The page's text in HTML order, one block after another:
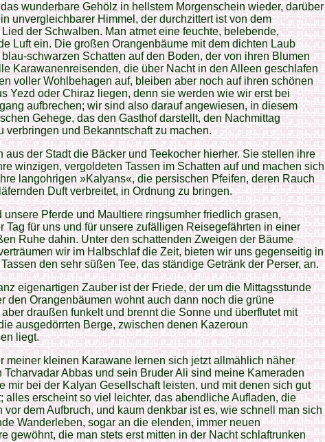
wunderbare Gehölz in hellstem Morgenschein wieder, darüber
unvergleichbarer Himmel, der durchzittert ist von dem
der Schwalben. Man atmet eine feuchte, belebende,
Luft ein. Die großen Orangenbäume mit dem dichten Laub
schwarzen Schatten auf den Boden, der von ihren Blumen
Karawanenreisenden, die über Nacht in den Alleen geschlafen
voller Wohlbehagen auf, bleiben aber noch auf ihren schönen
Yezd oder Chiraz liegen, denn sie werden wie wir erst bei
aufbrechen; wir sind also darauf angewiesen, in diesem
Gehege, das den Gasthof darstellt, den Nachmittag
verbringen und Bekanntschaft zu machen.
aus der Stadt die Bäcker und Teekocher hierher. Sie stellen ihre
winzigen, vergoldeten Tassen im Schatten auf und machen sich
langohrigen »Kalyans«, die persischen Pfeifen, deren Rauch
Duft verbreitet, in Ordnung zu bringen.
unsere Pferde und Maultiere ringsumher friedlich grasen,
Tag für uns und für unsere zufälligen Reisegefährten in einer
Ruhe dahin. Unter den schattenden Zweigen der Bäume
wir im Halbschlaf die Zeit, bieten wir uns gegenseitig in
den sehr süßen Tee, das ständige Getränk der Perser, an.
eigenartigen Zauber ist der Friede, der um die Mittagsstunde
den Orangenbäumen wohnt auch dann noch die grüne
draußen funkelt und brennt die Sonne und überflutet mit
ausgedörrten Berge, zwischen denen Kazeroun
liegt.
meiner kleinen Karawane lernen sich jetzt allmählich näher
Tcharvadar Abbas und sein Bruder Ali sind meine Kameraden
mir bei der Kalyan Gesellschaft leisten, und mit denen sich gut
alles erscheint so viel leichter, das abendliche Aufladen, die
vor dem Aufbruch, und kaum denkbar ist es, wie schnell man sich
Wanderleben, sogar an die elenden, immer neuen
gewöhnt, die man stets erst mitten in der Nacht schlaftrunken